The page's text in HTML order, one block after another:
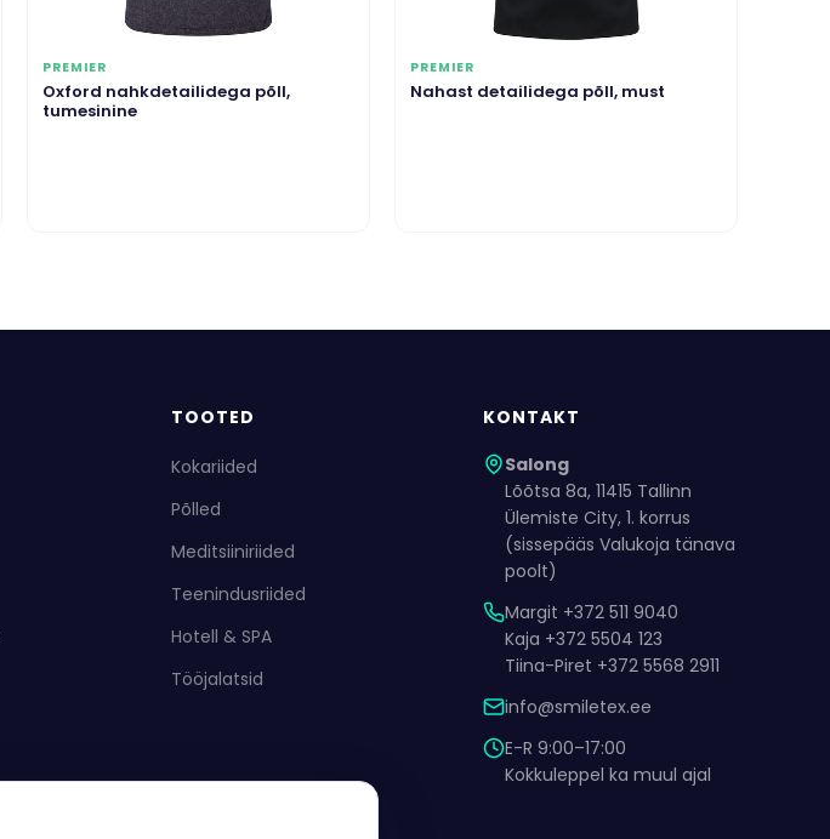
PREMIER
Oxford nahkdetailidega põll,
tumesinine
PREMIER
Nahast detailidega põll, must
TOOTED
Kokariided
Põlled
Meditsiiniriided
Teenindusriided
Hotell & SPA
Tööjalatsid
KONTAKT
Salong
Lõõtsa 8a, 11415 Tallinn
Ülemiste City, 1. korrus
(sissepääs Valukoja tänava
poolt)
Margit +372 511 9040
Kaja +372 5504 123
Tiina-Piret +372 5568 2911
info@smiletex.ee
E-R 9:00–17:00
Kokkuleppel ka muul ajal